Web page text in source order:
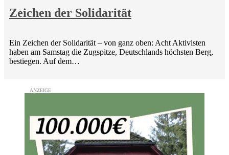
Zeichen der Solidarität
Ein Zeichen der Solidarität – von ganz oben: Acht Aktivisten
haben am Samstag die Zugspitze, Deutschlands höchsten Berg,
bestiegen. Auf dem…